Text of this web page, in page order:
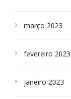
março 2023
fevereiro 2023
janeiro 2023